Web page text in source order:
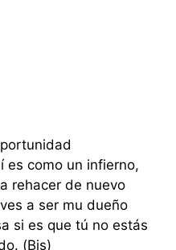
es como un infierno,
rehacer de nuevo
a ser mu dueño
si es que tú no estás
(Bis)